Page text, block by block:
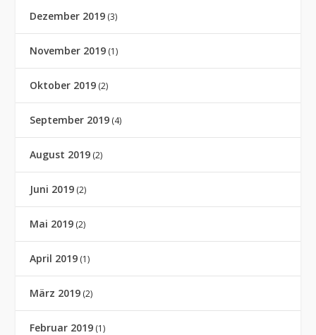
Dezember 2019 (3)
November 2019 (1)
Oktober 2019 (2)
September 2019 (4)
August 2019 (2)
Juni 2019 (2)
Mai 2019 (2)
April 2019 (1)
März 2019 (2)
Februar 2019 (1)